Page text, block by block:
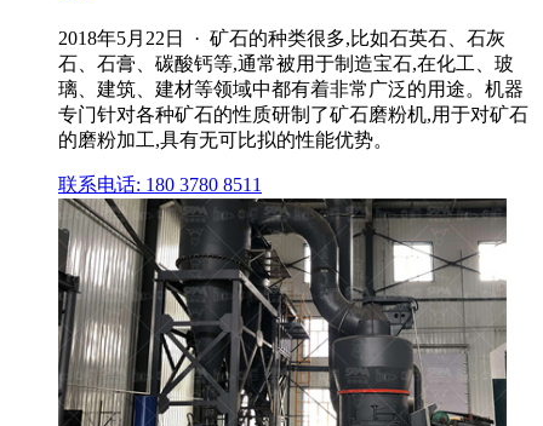
2018年5月22日 · 矿石的种类很多,比如石英石、石灰
石、石膏、碳酸钙等,通常被用于制造宝石,在化工、玻
璃、建筑、建材等领域中都有着非常广泛的用途。机器
专门针对各种矿石的性质研制了矿石磨粉机,用于对矿石
的磨粉加工,具有无可比拟的性能优势。
联系电话: 180 3780 8511